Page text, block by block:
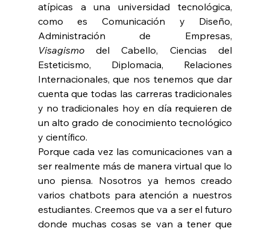
atípicas a una universidad tecnológica,
como es Comunicación y Diseño,
Visagismo del Cabello, Ciencias del
Esteticismo, Diplomacia, Relaciones
Internacionales, que nos tenemos que dar
cuenta que todas las carreras tradicionales
y no tradicionales hoy en día requieren de
un alto grado de conocimiento tecnológico
y científico.
Porque cada vez las comunicaciones van a
ser realmente más de manera virtual que lo
uno piensa. Nosotros ya hemos creado
varios chatbots para atención a nuestros
estudiantes. Creemos que va a ser el futuro
donde muchas cosas se van a tener que